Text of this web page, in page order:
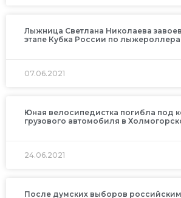
Лыжница Светлана Николаева
этапе Кубка России по
07.06.2021
Юная велосипедистка погибла под
грузового автомобиля в
24.06.2021
После думских выборов